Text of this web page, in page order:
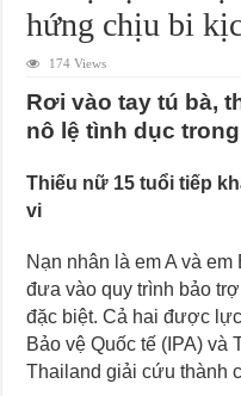
hứng chịu bi
174 Views
Rơi vào tay tú bà,
nô lệ tình dục
Thiếu nữ 15 tuổi tiếp
vi
Nạn nhân là em A và
đưa vào quy trình bảo
đặc biệt. Cả hai được
Bảo vệ Quốc tế (IPA) và
Thailand giải cứu thành